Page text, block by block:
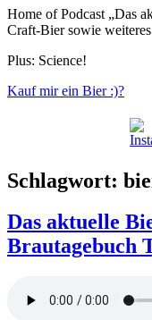
Home of Podcast „Das
Craft-Bier sowie
Plus: Science!
Kauf mir ein Bier :)?
Schlagwort:
Das aktuelle
Brautagebuch